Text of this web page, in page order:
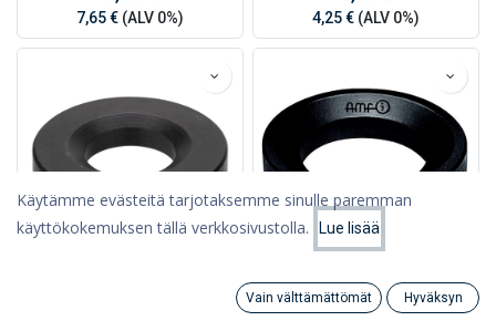
Suosituimmat
Category
7,65 € (ALV 0%) 4,25 € (ALV 0%)
AMF 6319D Kovera aluslevy M20
4,07 €
Käytämme evästeitä tarjotaksemme sinulle paremman
käyttökokemuksen tällä verkkosivustolla.
Lue lisää
Vain välttämättömät Hyväksyn